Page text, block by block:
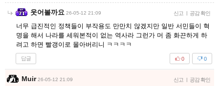
웃어볼까요 26-05-12 21:09 신고 | 공감 확인
너무 급진적인 정책들이 부작용도 만만치 않겠지만 일반 서민들이 혁
명을 해서 나라를 세워본적이 없는 역사라 그런가 머 좀 화끈하게 하
려고 하면 빨갱이로 몰아버리니 ㅋㅋㅋㅋ
답글 0
0
Muir 26-05-12 21:09 신고 | 공감 확인